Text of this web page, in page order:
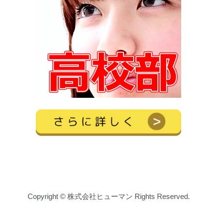
Copyright © 株式会社ヒューマン Rights Reserved.